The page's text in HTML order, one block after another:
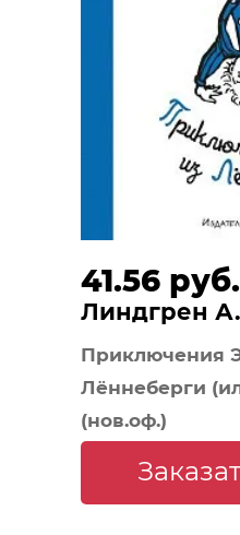
41.56 руб.
Линдгрен А.
Приключения
Лённеберги
(нов.оф.)